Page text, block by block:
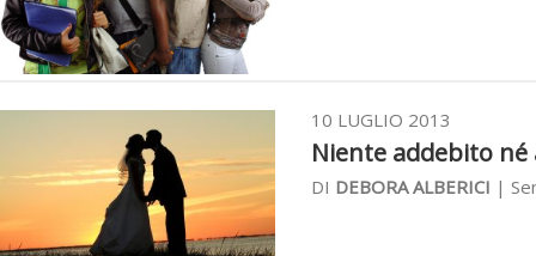
10 LUGLIO 2013
Niente addebito né
DI DEBORA ALBERICI |